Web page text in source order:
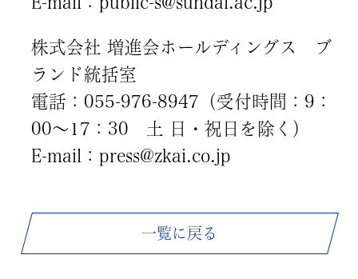
株式会社 増進会ホールディングス ブ
ランド統括室
電話：055-976-8947（受付時間：9：
00～17：30 土 日・祝日を除く）
E-mail：press@zkai.co.jp
一覧に戻る